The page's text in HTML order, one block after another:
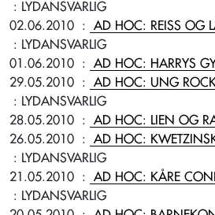
: LYDANSVARLIG
02.06.2010 :
AD HOC: REISS OG
: LYDANSVARLIG
01.06.2010 : AD HOC: HARRYS
29.05.2010 :
AD HOC: UNG
: LYDANSVARLIG
28.05.2010 : AD HOC: LIEN OG
26.05.2010 :
AD HOC:
: LYDANSVARLIG
21.05.2010 :
AD HOC: KÅRE
: LYDANSVARLIG